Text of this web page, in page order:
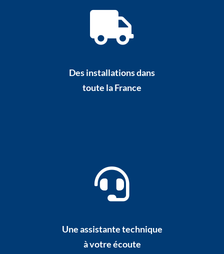
Des installations dans
toute la France
Une assistante technique
à votre écoute